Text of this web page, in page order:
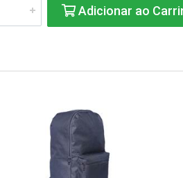
Adicionar ao